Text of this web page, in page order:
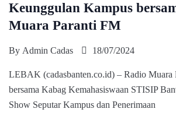
Keunggulan Kampus
Muara Paranti FM
By Admin Cadas 18/07/2024
LEBAK (cadasbanten.co.id) – Radio Muara
bersama Kabag Kemahasiswaan STISIP
Show Seputar Kampus dan Penerimaan